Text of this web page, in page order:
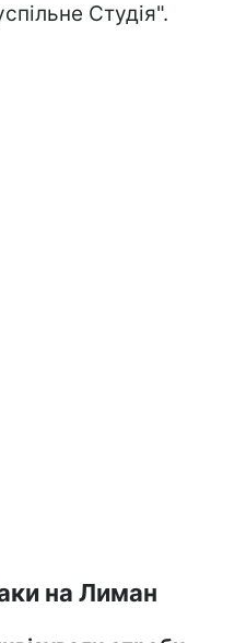
Студія".
на Лиман